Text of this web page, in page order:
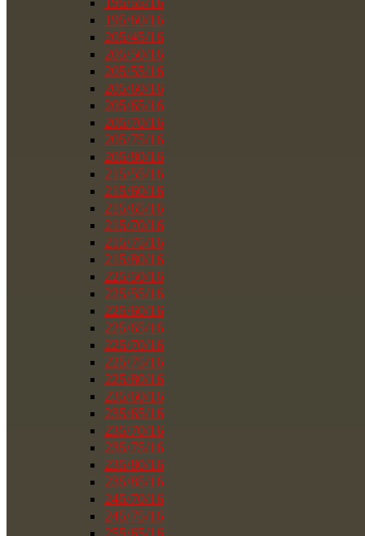
195/60/16
205/45/16
205/50/16
205/55/16
205/60/16
205/65/16
205/70/16
205/75/16
205/80/16
215/55/16
215/60/16
215/65/16
215/70/16
215/75/16
215/80/16
225/50/16
225/55/16
225/60/16
225/65/16
225/70/16
225/75/16
225/80/16
235/60/16
235/65/16
235/70/16
235/75/16
235/80/16
235/85/16
245/70/16
245/75/16
255/65/16